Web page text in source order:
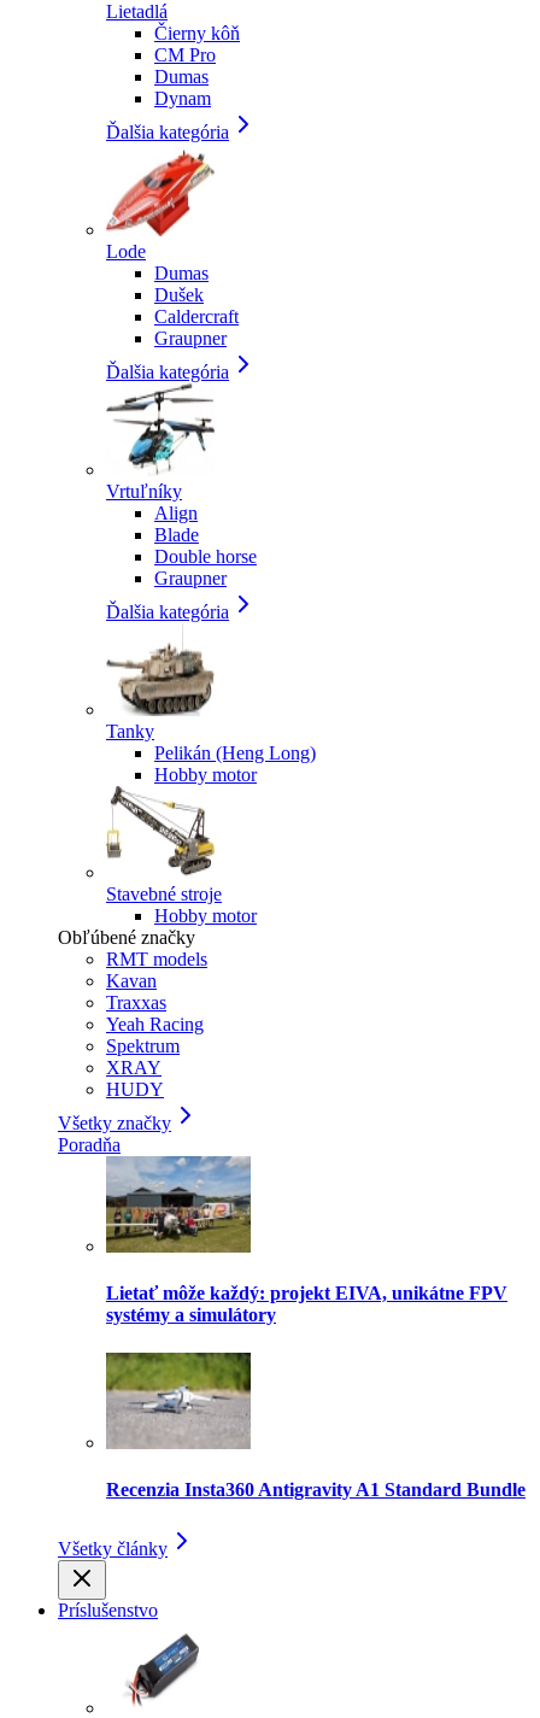
Lietadlá
Čierny kôň
CM Pro
Dumas
Dynam
Ďalšia kategória
Lode
Dumas
Dušek
Caldercraft
Graupner
Ďalšia kategória
Vrtuľníky
Align
Blade
Double horse
Graupner
Ďalšia kategória
Tanky
Pelikán (Heng Long)
Hobby motor
Stavebné stroje
Hobby motor
Obľúbené značky
RMT models
Kavan
Traxxas
Yeah Racing
Spektrum
XRAY
HUDY
Všetky značky
Poradňa
Lietať môže každý: projekt EIVA, unikátne FPV
systémy a simulátory
Recenzia Insta360 Antigravity A1 Standard Bundle
Všetky články
Príslušenstvo